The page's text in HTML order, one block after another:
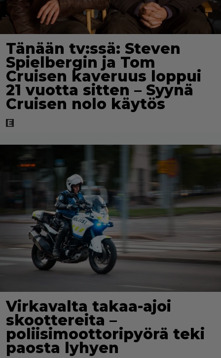
Tänään tv:ssä: Steven
Spielbergin ja Tom
Cruisen kaveruus loppui
21 vuotta sitten – Syynä
Cruisen nolo käytös
Virkavalta takaa-ajoi
skoottereita –
poliisimoottoripyörä teki
paosta lyhyen